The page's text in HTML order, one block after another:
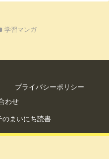
学習マンガ
プライバシーポリシー
わせ
まいにち読書.